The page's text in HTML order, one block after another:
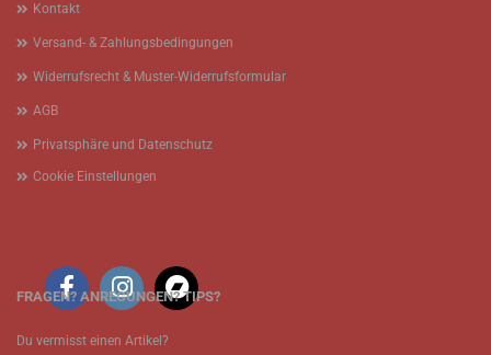
Kontakt
Versand- & Zahlungsbedingungen
Widerrufsrecht & Muster-Widerrufsformular
AGB
Privatsphäre und Datenschutz
Cookie Einstellungen
FRAGEN? ANREGUNGEN? TIPS?
Du vermisst einen Artikel?